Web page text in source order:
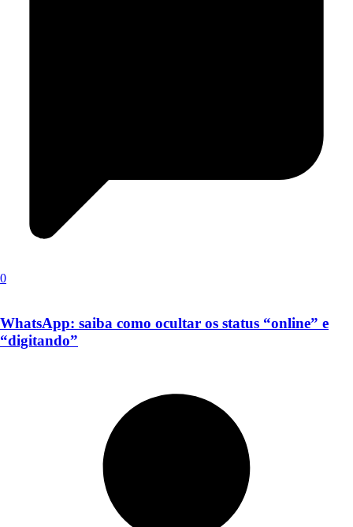
0
WhatsApp: saiba como ocultar os status “online” e
“digitando”